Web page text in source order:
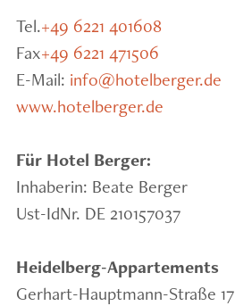
Tel.+49 6221 401608
Fax+49 6221 471506
E-Mail: info@hotelberger.de
www.hotelberger.de
Für Hotel Berger:
Inhaberin: Beate Berger
Ust-IdNr. DE 210157037
Heidelberg-Appartements
Gerhart-Hauptmann-Straße 17